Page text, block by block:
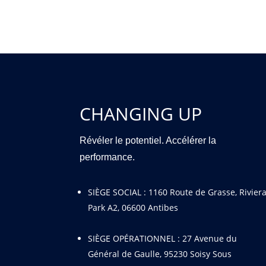
CHANGING UP
Révéler le potentiel. Accélérer la
performance.
SIÈGE SOCIAL : 1160 Route de Grasse, Riviera
Park A2, 06600 Antibes
SIÈGE OPÉRATIONNEL : 27 Avenue du
Général de Gaulle, 95230 Soisy Sous